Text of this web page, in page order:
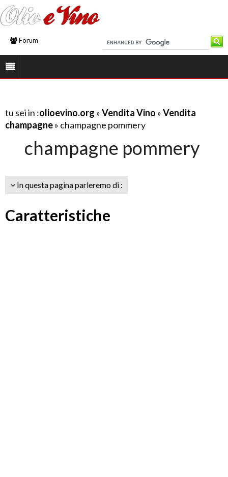
Forum
tu sei in :olioevino.org »Vendita Vino »Vendita
champagne» champagne pommery
champagne pommery
In questa pagina parleremo di :
Caratteristiche